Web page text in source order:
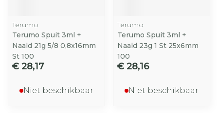
Terumo
Terumo Spuit 3ml +
Naald 21g 5/8 0,8x16mm
St 100
€ 28,17
Niet beschikbaar
Terumo
Terumo Spuit 3ml +
Naald 23g 1 St 25x6mm
100
€ 28,16
Niet beschikbaar